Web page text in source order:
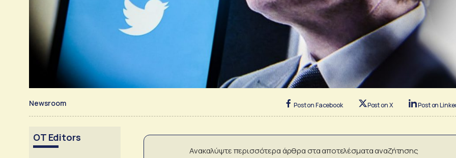
Newsroom Post on Facebook Post on X Post on
OT Editors
Ανακαλύψτε περισσότερα άρθρα στα αποτελέσματα αναζήτησης